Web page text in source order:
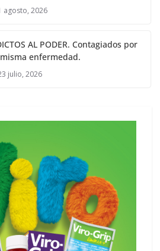
agosto, 2026
AL PODER. Contagiados por
enfermedad.
julio, 2026